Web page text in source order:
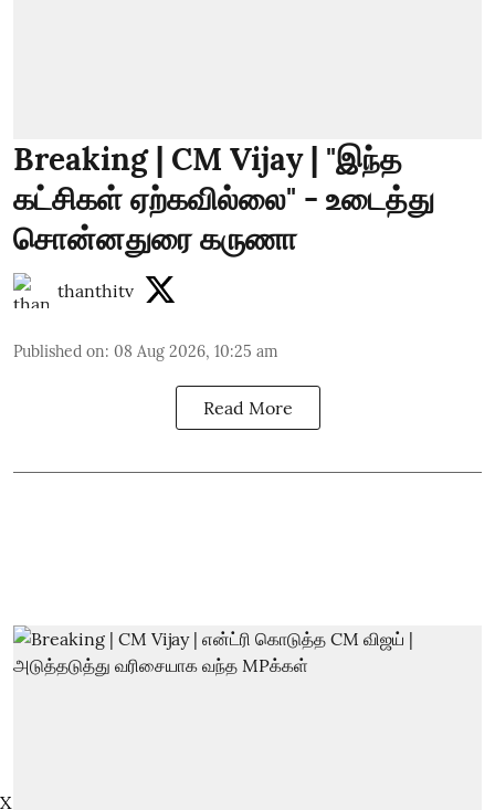
Breaking | CM Vijay | "இந்த
கட்சிகள் ஏற்கவில்லை" - உடைத்து
சொன்னதுரை கருணா
thanthitv
Published on: 08 Aug 2026, 10:25 am
Read More
X